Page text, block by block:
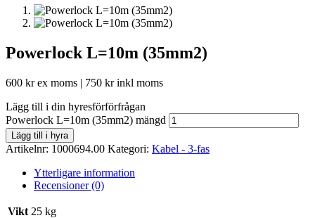
Powerlock L=10m (35mm2)
600 krex moms | 750 krinkl moms
Lägg till i din hyresförförfrågan
Powerlock L=10m (35mm2) mängd
Lägg till i hyra
Artikelnr: 1000694.00 Kategori: Kabel - 3-fas
Ytterligare information
Recensioner (0)
Vikt 25 kg